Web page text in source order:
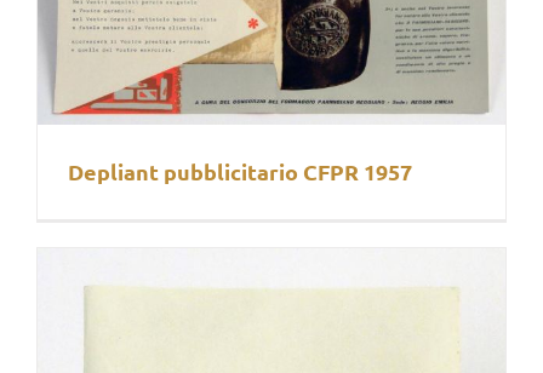
Depliant pubblicitario CFPR 1957